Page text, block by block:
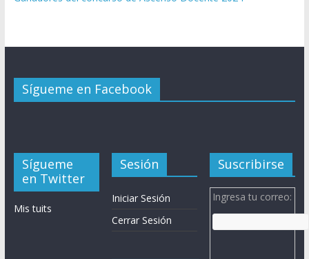
Sígueme en Facebook
Sígueme
en Twitter
Mis tuits
Sesión
Iniciar Sesión
Cerrar Sesión
Suscribirse
Ingresa tu correo: